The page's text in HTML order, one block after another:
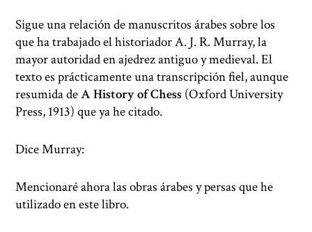
Sigue una relación de manuscritos árabes sobre los
que ha trabajado el historiador A. J. R. Murray, la
mayor autoridad en ajedrez antiguo y medieval. El
texto es prácticamente una transcripción fiel, aunque
resumida deA History of Chess (Oxford University
Press, 1913) que ya he citado.
Dice Murray:
Mencionaré ahora las obras árabes y persas que he
utilizado en este libro.